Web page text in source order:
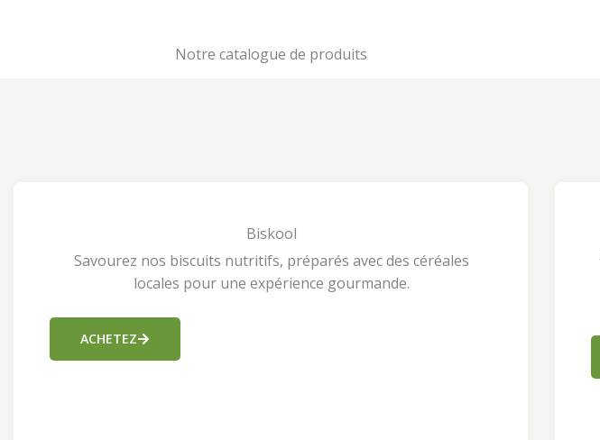
Notre catalogue de produits
Biskool
Savourez nos biscuits nutritifs, préparés avec des céréales
locales pour une expérience gourmande.
ACHETEZ